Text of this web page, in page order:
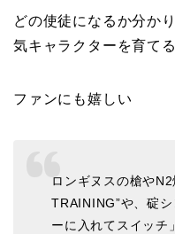
どの使徒になるか分か
気キャラクターを育て
ファンにも嬉しい
ロンギヌスの槍や
TRAINING”や、碇
ーに入れてスイッチ